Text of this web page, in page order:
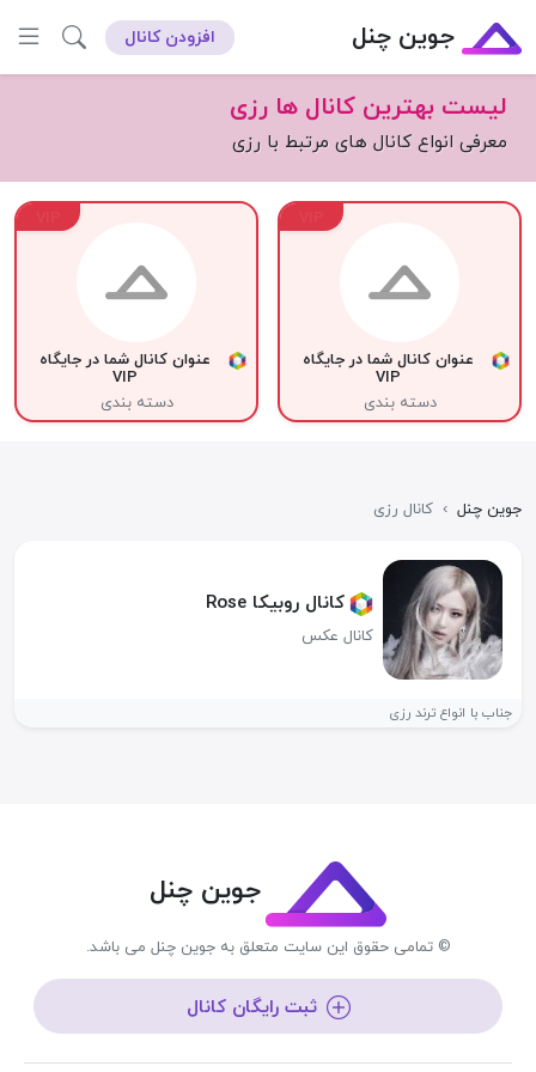
جوین چنل افزودن کانال
لیست بهترین کانال ها رزی
معرفی انواع کانال های مرتبط با رزی
عنوان کانال شما در جایگاه
VIP
دسته بندی
عنوان کانال شما در جایگاه
VIP
دسته بندی
جوین چنل › کانال رزی
کانال روبیکا Rose
کانال عکس
جناب با انواع ترند رزی
جوین چنل
© تمامی حقوق این سایت متعلق به جوین چنل می باشد.
ثبت رایگان کانال